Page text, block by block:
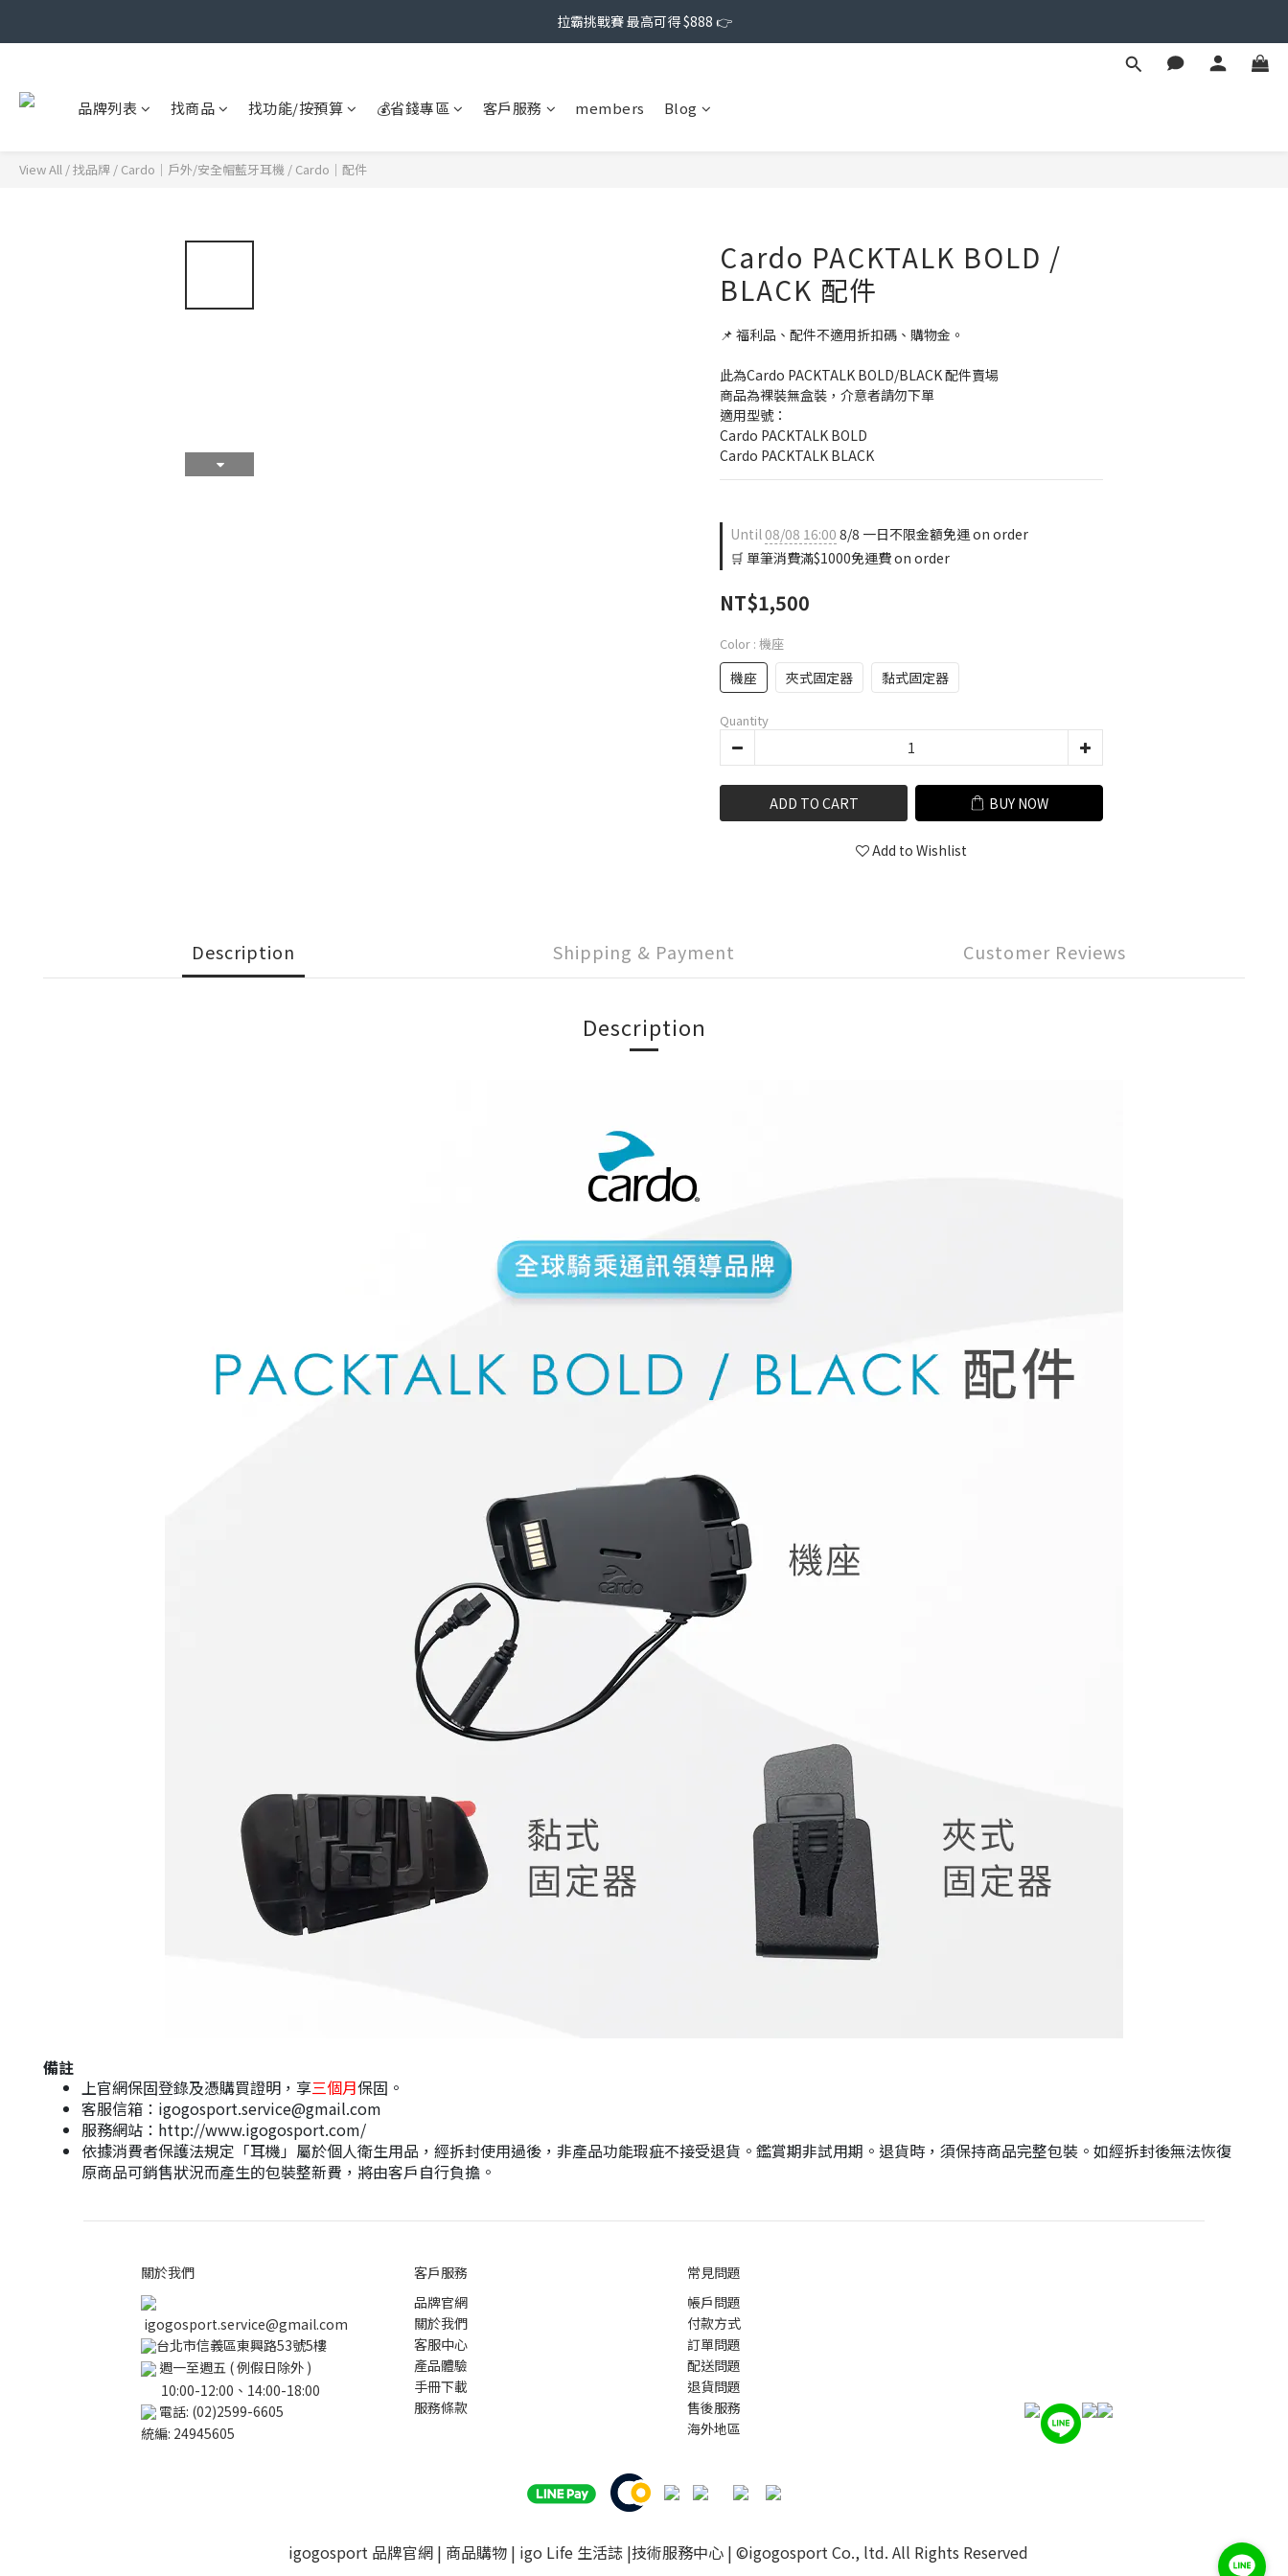
拉霸挑戰賽 最高可得 $888 👉
品牌列表 找商品 找功能/按預算 💰省錢專區 客戶服務 members Blog
View All /找品牌 / Cardo｜戶外/安全帽藍牙耳機 / Cardo｜配件
Cardo PACKTALK BOLD /
BLACK 配件
📌 福利品、配件不適用折扣碼、購物金。
此為Cardo PACKTALK BOLD/BLACK 配件賣場
商品為裸裝無盒裝，介意者請勿下單
適用型號：
Cardo PACKTALK BOLD
Cardo PACKTALK BLACK
Until08/08 16:00 8/8 一日不限金額免運 on order
🛒 單筆消費滿$1000免運費 on order
NT$1,500
Color : 機座
機座 夾式固定器 黏式固定器
Quantity
ADD TO CART BUY NOW
Add to Wishlist
Description Shipping & Payment Customer Reviews
Description
備註
上官網保固登錄及憑購買證明，享三個月保固。
客服信箱：igogosport.service@gmail.com
服務網站：http://www.igogosport.com/
依據消費者保護法規定「耳機」屬於個人衛生用品，經拆封使用過後，非產品功能瑕疵不接受退貨。鑑賞期非試用期。退貨時，須保持商品完整包裝。如經拆封後無法恢復
原商品可銷售狀況而產生的包裝整新費，將由客戶自行負擔。
關於我們
igogosport.service@gmail.com
台北市信義區東興路53號5樓
週一至週五 ( 例假日除外 )
10:00-12:00、14:00-18:00
電話: (02)2599-6605
統編: 24945605
客戶服務
品牌官網
關於我們
客服中心
產品體驗
手冊下載
服務條款
常見問題
帳戶問題
付款方式
訂單問題
配送問題
退貨問題
售後服務
海外地區
igogosport 品牌官網 | 商品購物 | igo Life 生活誌 |技術服務中心 | ©igogosport Co., ltd. All Rights Reserved